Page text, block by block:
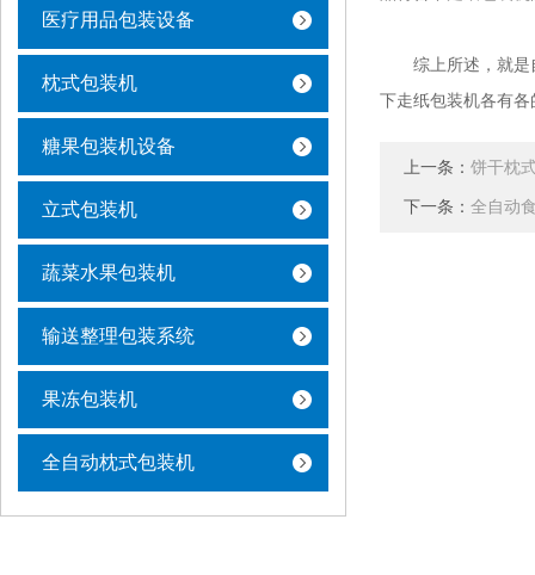
医疗用品包装设备
枕式包装机
糖果包装机设备
立式包装机
蔬菜水果包装机
输送整理包装系统
果冻包装机
全自动枕式包装机
综上所述，就是自
下走纸包装机各有
上一条： 饼干枕
下一条： 全自动